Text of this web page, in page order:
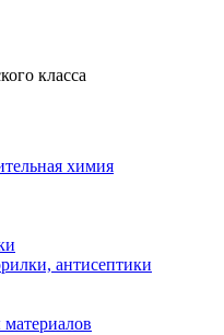
класса
химия
антисептики